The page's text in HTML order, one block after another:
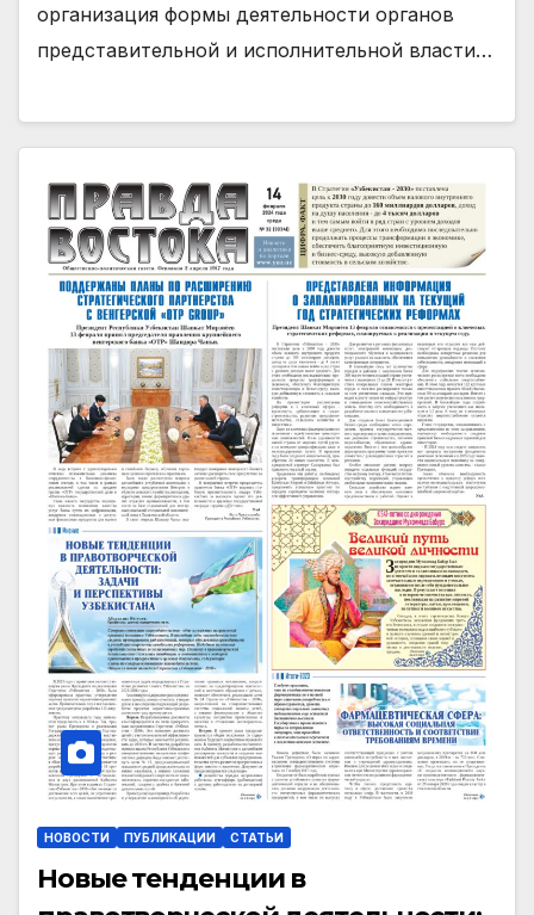
организация формы деятельности органов
представительной и исполнительной власти…
НОВОСТИ ПУБЛИКАЦИИ СТАТЬИ
Новые тенденции в